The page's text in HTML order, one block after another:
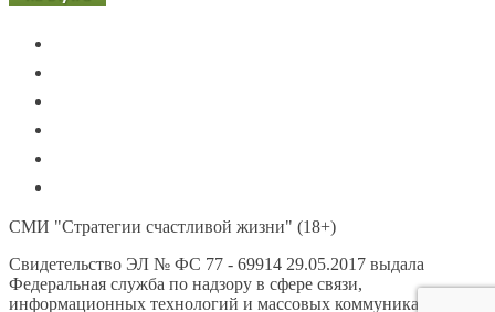
СМИ "Стратегии счастливой жизни" (18+)
Свидетельство ЭЛ № ФС 77 - 69914 29.05.2017 выдала
Федеральная служба по надзору в сфере связи,
информационных технологий и массовых коммуникаций